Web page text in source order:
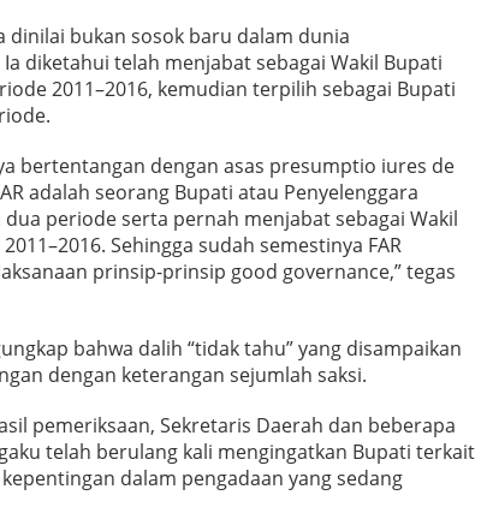
dinilai bukan sosok baru dalam dunia
diketahui telah menjabat sebagai Wakil Bupati
2011–2016, kemudian terpilih sebagai Bupati
bertentangan dengan asas presumptio iures de
adalah seorang Bupati atau Penyelenggara
dua periode serta pernah menjabat sebagai Wakil
Sehingga sudah semestinya FAR
prinsip-prinsip good governance,” tegas
bahwa dalih “tidak tahu” yang disampaikan
dengan keterangan sejumlah saksi.
pemeriksaan, Sekretaris Daerah dan beberapa
telah berulang kali mengingatkan Bupati terkait
dalam pengadaan yang sedang